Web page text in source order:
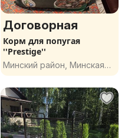
Договорная
Корм для попугая
''Prestige''
Минский район, Минская
обл.